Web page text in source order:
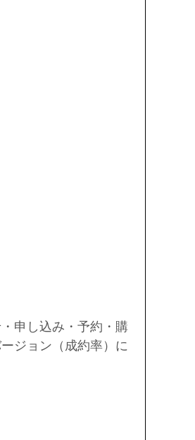
申し込み・予約・購
ジョン（成約率）に